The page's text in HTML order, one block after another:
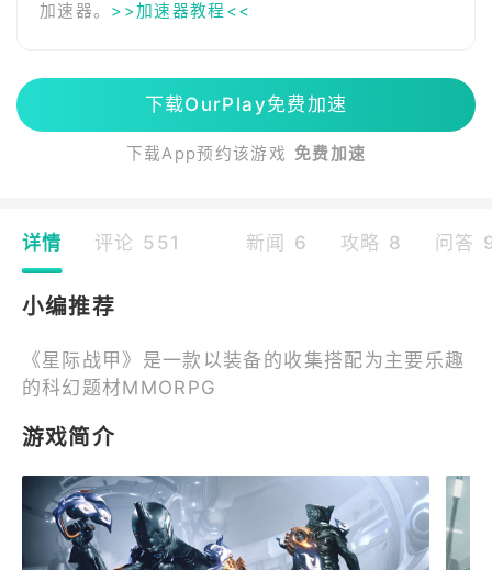
加速器。 >>加速器教程<<
下载OurPlay免费加速
下载App预约该游戏 免费加速
详情 评论 551 新闻 6 攻略 8 问答
小编推荐
《星际战甲》是一款以装备的收集搭配为主要乐趣
的科幻题材MMORPG
游戏简介